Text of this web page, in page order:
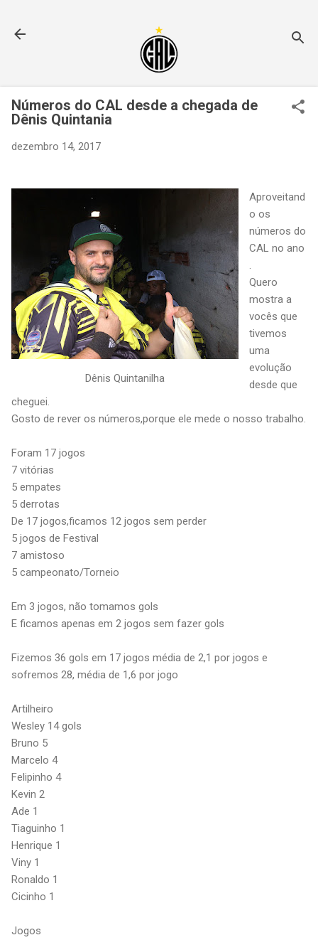
Números do CAL desde a chegada de
Dênis Quintania
dezembro 14, 2017
Dênis Quintanilha
Aproveitand
o os
números do
CAL no ano
.
Quero
mostra a
vocês que
tivemos
uma
evolução
desde que
cheguei.
Gosto de rever os números,porque ele mede o nosso trabalho.
Foram 17 jogos
7 vitórias
5 empates
5 derrotas
De 17 jogos,ficamos 12 jogos sem perder
5 jogos de Festival
7 amistoso
5 campeonato/Torneio
Em 3 jogos, não tomamos gols
E ficamos apenas em 2 jogos sem fazer gols
Fizemos 36 gols em 17 jogos média de 2,1 por jogos e
sofremos 28, média de 1,6 por jogo
Artilheiro
Wesley 14 gols
Bruno 5
Marcelo 4
Felipinho 4
Kevin 2
Ade 1
Tiaguinho 1
Henrique 1
Viny 1
Ronaldo 1
Cicinho 1
Jogos